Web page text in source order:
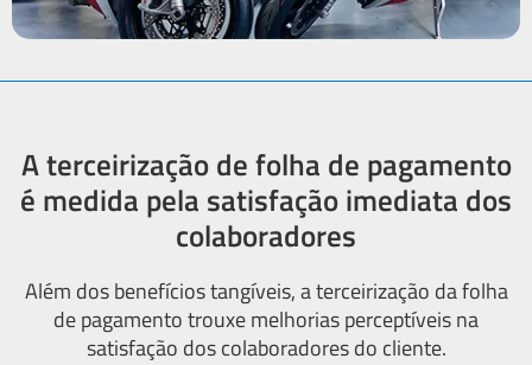
A terceirização de folha de pagamento
é medida pela satisfação imediata dos
colaboradores
Além dos benefícios tangíveis, a terceirização da folha
de pagamento trouxe melhorias perceptíveis na
satisfação dos colaboradores do cliente.